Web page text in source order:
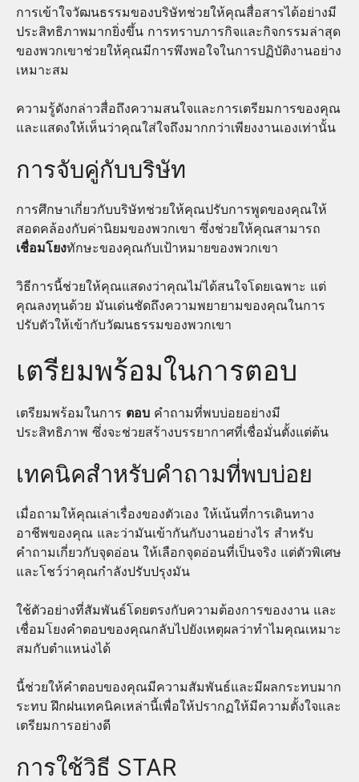
การเข้าใจวัฒนธรรมของบริษัทช่วยให้คุณสื่อสารได้อย่างมี
ประสิทธิภาพมากยิ่งขึ้น การทราบภารกิจและกิจกรรมล่าสุด
ของพวกเขาช่วยให้คุณมีการพึงพอใจในการปฏิบัติงานอย่าง
เหมาะสม
ความรู้ดังกล่าวสื่อถึงความสนใจและการเตรียมการของคุณ
และแสดงให้เห็นว่าคุณใส่ใจถึงมากกว่าเพียงงานเองเท่านั้น
การจับคู่กับบริษัท
การศึกษาเกี่ยวกับบริษัทช่วยให้คุณปรับการพูดของคุณให้
สอดคล้องกับค่านิยมของพวกเขา ซึ่งช่วยให้คุณสามารถ
เชื่อมโยงทักษะของคุณกับเป้าหมายของพวกเขา
วิธีการนี้ช่วยให้คุณแสดงว่าคุณไม่ได้สนใจโดยเฉพาะ แต่
คุณลงทุนด้วย มันเด่นชัดถึงความพยายามของคุณในการ
ปรับตัวให้เข้ากับวัฒนธรรมของพวกเขา
เตรียมพร้อมในการตอบ
เตรียมพร้อมในการ ตอบ คำถามที่พบบ่อยอย่างมี
ประสิทธิภาพ ซึ่งจะช่วยสร้างบรรยากาศที่เชื่อมั่นตั้งแต่ต้น
เทคนิคสำหรับคำถามที่พบบ่อย
เมื่อถามให้คุณเล่าเรื่องของตัวเอง ให้เน้นที่การเดินทาง
อาชีพของคุณ และว่ามันเข้ากันกับงานอย่างไร สำหรับ
คำถามเกี่ยวกับจุดอ่อน ให้เลือกจุดอ่อนที่เป็นจริง แต่ตัวพิเศษ
และโชว์ว่าคุณกำลังปรับปรุงมัน
ใช้ตัวอย่างที่สัมพันธ์โดยตรงกับความต้องการของงาน และ
เชื่อมโยงคำตอบของคุณกลับไปยังเหตุผลว่าทำไมคุณเหมาะ
สมกับตำแหน่งได้
นี้ช่วยให้คำตอบของคุณมีความสัมพันธ์และมีผลกระทบมาก
ระทบ ฝึกฝนเทคนิคเหล่านี้เพื่อให้ปรากฏให้มีความตั้งใจและ
เตรียมการอย่างดี
การใช้วิธี STAR